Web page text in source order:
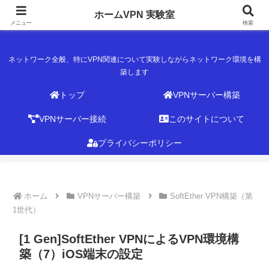
ホームVPN 実験室
ネットワーク全般、特にVPN関連について実験しながらネットワーク環境を構
築します
トップ VPNサーバー構築
VPNサーバー接続 このサイトについて
プライバシーポリシー
ホーム VPNサーバー構築
SoftEther VPN構築（第
1世代）
[1 Gen]SoftEther VPNによるVPN環境構
築（7）iOS端末の設定
メニュー
ホームVPN 実験室
検索